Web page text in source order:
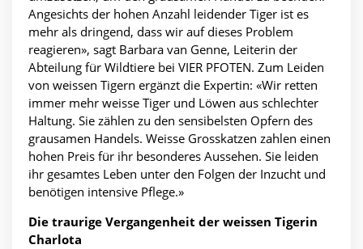
Angesichts der hohen Anzahl leidender Tiger ist es
mehr als dringend, dass wir auf dieses Problem
reagieren», sagt Barbara van Genne, Leiterin der
Abteilung für Wildtiere bei VIER PFOTEN. Zum Leiden
von weissen Tigern ergänzt die Expertin: «Wir retten
immer mehr weisse Tiger und Löwen aus schlechter
Haltung. Sie zählen zu den sensibelsten Opfern des
grausamen Handels. Weisse Grosskatzen zahlen einen
hohen Preis für ihr besonderes Aussehen. Sie leiden
ihr gesamtes Leben unter den Folgen der Inzucht und
benötigen intensive Pflege.»
Die traurige Vergangenheit der weissen Tigerin
Charlota